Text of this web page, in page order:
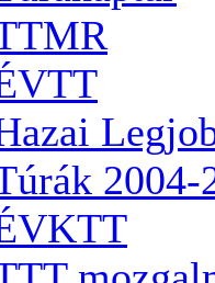
2004-